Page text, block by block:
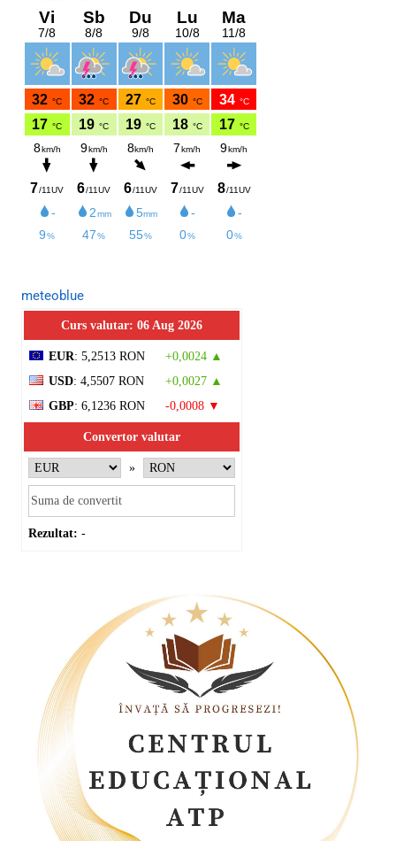
meteoblue
Curs valutar: 06 Aug 2026
EUR: 5,2513 RON
+0,0024 ▲
USD: 4,5507 RON
+0,0027 ▲
GBP: 6,1236 RON -0,0008 ▼
Convertor valutar
»
Rezultat: -